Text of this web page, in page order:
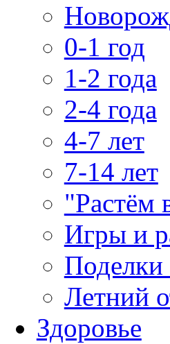
0-1 год
1-2 года
2-4 года
4-7 лет
7-14 лет
"Растём
Игры и
Поделки
Летний
Здоровье